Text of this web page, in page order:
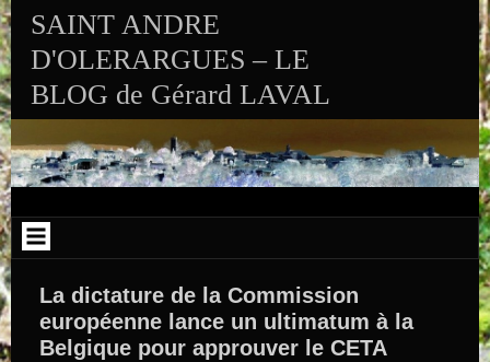
SAINT ANDRE
D'OLERARGUES – LE
BLOG de Gérard LAVAL
La dictature de la Commission
européenne lance un ultimatum à la
Belgique pour approuver le CETA